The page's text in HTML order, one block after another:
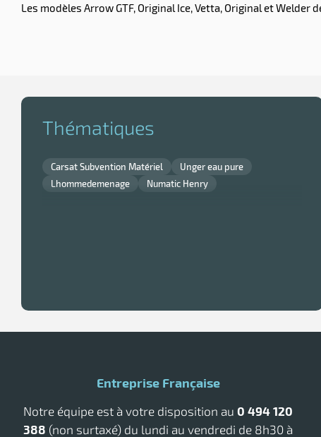
Les modèles Arrow GTF, Original Ice, Vetta, Original et
Thématiques
Carsat Subvention Matériel
Unger eau pure
Lhommedemenage
Numatic Henry
Entreprise Française
Notre équipe est à votre disposition au 0 494 120
388 (non surtaxé) du lundi au vendredi de 8h30 à